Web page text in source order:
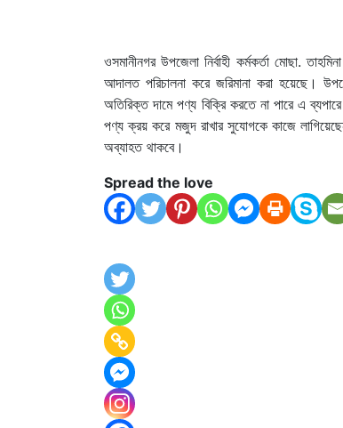
ওসমানীনগর উপজেলা নির্বাহী কর্মকর্তা মোছা.
আদালত পরিচালনা করে জরিমানা করা হয়েছে।
অতিরিক্ত দামে পণ্য বিক্রি করতে না পারে এ
পণ্য ক্রয় করে মজুদ রাখার সুযোগকে কাজে
অব্যাহত থাকবে।
Spread the love